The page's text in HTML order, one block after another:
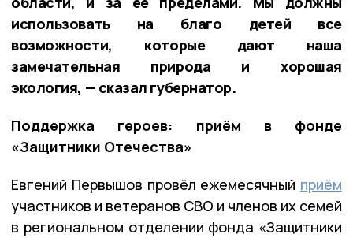
использовать на благо детей все
возможности, которые дают наша
замечательная природа и хорошая
экология, — сказал губернатор.
Поддержка героев: приём в фонде
«Защитники Отечества»
Евгений Первышов провёл ежемесячный приём
участников и ветеранов СВО и членов их семей
в региональном отделении фонда «Защитники